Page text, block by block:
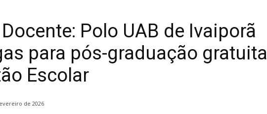
Polo UAB de Ivaiporã
para pós-graduação gratuita
Escolar
de 2026